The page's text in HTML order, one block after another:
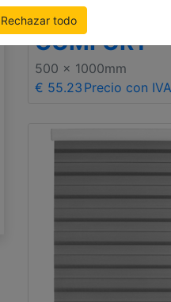
Rechazar todo
enrollables
COMFORT
500 x 1000mm
€ 55.23 Precio con